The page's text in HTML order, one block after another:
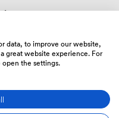
· Um Ihre Zahlung
überweisen oder
-App
data, to improve our website,
great website experience. For
the settings.